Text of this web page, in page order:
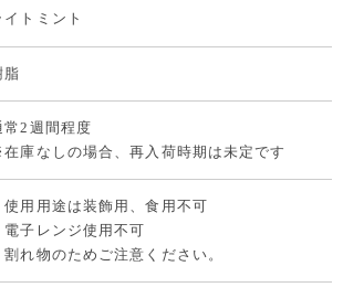
イトミント
脂
常2週間程度
庫なしの場合、再入荷時期は未定です
使用用途は装飾用、食用不可
電子レンジ使用不可
割れ物のためご注意ください。